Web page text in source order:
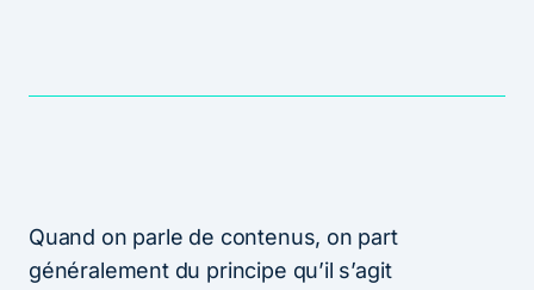
Quand on parle de contenus, on part
généralement du principe qu’il s’agit